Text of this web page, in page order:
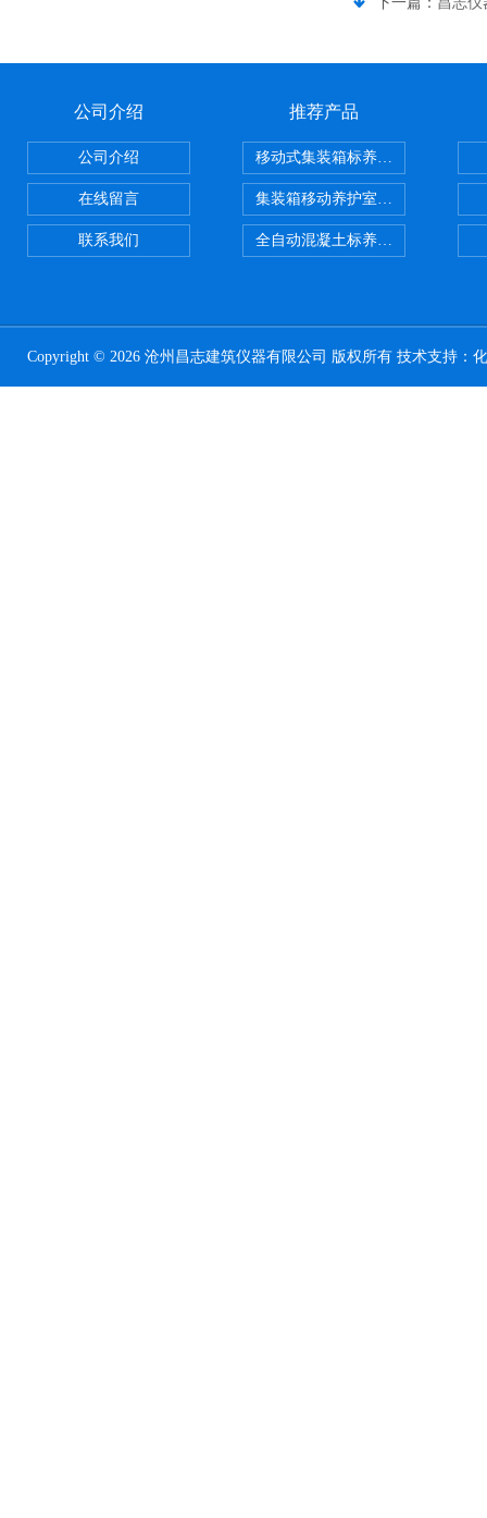
公司介绍
公司介绍
在线留言
联系我们
推荐产品
移动式集装箱标养室 养护室设备
集装箱移动养护室 标养室
全自动混凝土标养室恒温恒湿设备
Copyright © 2026 沧州昌志建筑仪器有限公司 版权所有 技术支持：